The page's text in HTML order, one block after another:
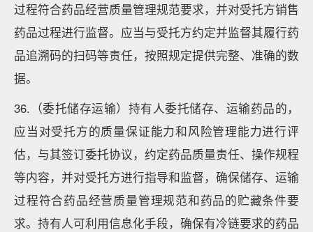
过程符合药品经营质量管理规范要求，并对受托方销售
药品过程进行监督。应当与受托方约定并监督其履行药
品追溯码的扫码等责任，按照规定提供完整、准确的数
据。
36.（委托储存运输）持有人委托储存、运输药品的，
应当对受托方的质量保证能力和风险管理能力进行评
估，与其签订委托协议，约定药品质量责任、操作规程
等内容，并对受托方进行指导和监督，确保储存、运输
过程符合药品经营质量管理规范和药品的贮藏条件要
求。持有人可利用信息化手段，确保有冷链要求的药品